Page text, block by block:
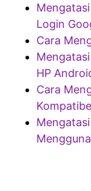
Login
Cara
HP
Cara